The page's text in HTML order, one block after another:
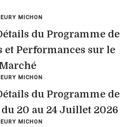
MICHON
du Programme de
et Performances sur le
Marché
MICHON
du Programme de
20 au 24 Juillet 2026
MICHON